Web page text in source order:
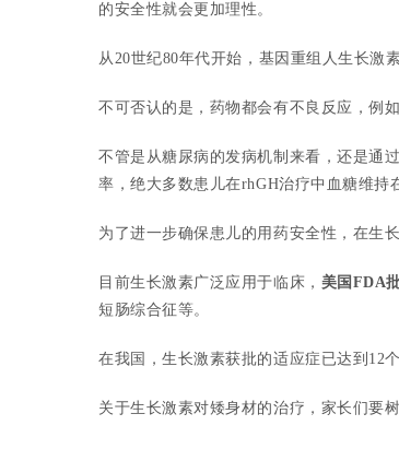
的安全性就会更加理性。
从20世纪80年代开始，基因重组人生长激
不可否认的是，药物都会有不良反应，例
不管是从糖尿病的发病机制来看，还是通
率，绝大多数患儿在rhGH治疗中血糖维持
为了进一步确保患儿的用药安全性，在生
目前生长激素广泛应用于临床， 美国FDA
短肠综合征等。
在我国，生长激素获批的适应症已达到12
关于生长激素对矮身材的治疗，家长们要